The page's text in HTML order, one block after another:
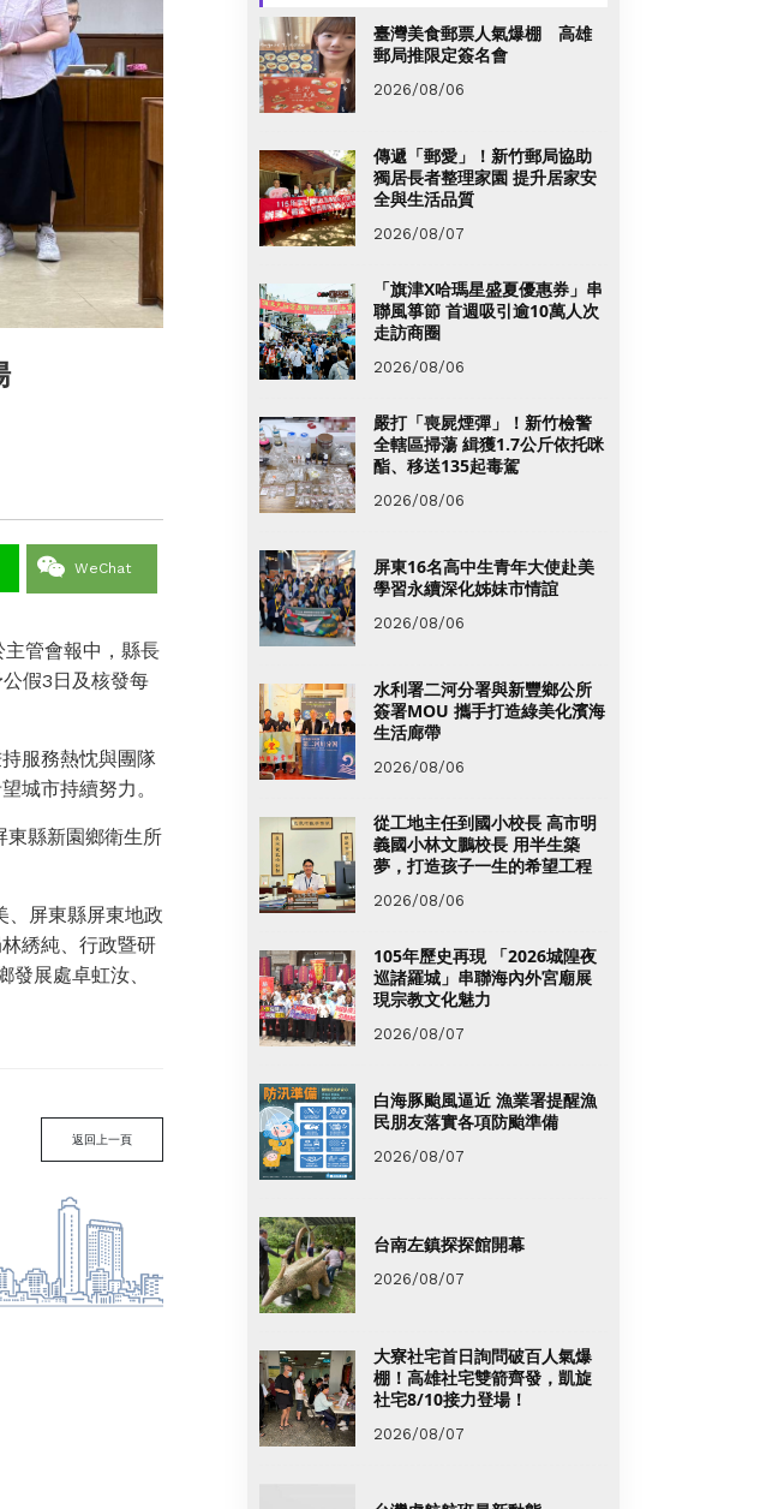
WeChat
管會報中，縣長
假3日及核發每
服務熱忱與團隊
城市持續努力。
東縣新園鄉衛生所
、屏東縣屏東地政
綉純、行政暨研
展處卓虹汝、
返回上一頁
臺灣美食郵票人氣爆棚 高雄
郵局推限定簽名會
2026/08/06
傳遞「郵愛」！新竹郵局協助
獨居長者整理家園 提升居家安
全與生活品質
2026/08/07
「旗津X哈瑪星盛夏優惠券」串
聯風箏節 首週吸引逾10萬人次
走訪商圈
2026/08/06
嚴打「喪屍煙彈」！新竹檢警
全轄區掃蕩 緝獲1.7公斤依托咪
酯、移送135起毒駕
2026/08/06
屏東16名高中生青年大使赴美
學習永續深化姊妹市情誼
2026/08/06
水利署二河分署與新豐鄉公所
簽署MOU 攜手打造綠美化濱海
生活廊帶
2026/08/06
從工地主任到國小校長 高市明
義國小林文鵬校長 用半生築
夢，打造孩子一生的希望工程
2026/08/06
105年歷史再現 「2026城隍夜
巡諸羅城」串聯海內外宮廟展
現宗教文化魅力
2026/08/07
白海豚颱風逼近 漁業署提醒漁
民朋友落實各項防颱準備
2026/08/07
台南左鎮探探館開幕
2026/08/07
大寮社宅首日詢問破百人氣爆
棚！高雄社宅雙箭齊發，凱旋
社宅8/10接力登場！
2026/08/07